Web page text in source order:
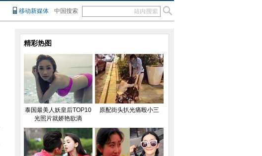
移动新媒体 中国搜索
精彩热图
泰国最美人妖皇后TOP10
光照片就娇艳欲滴
原配街头扒光痛殴小三